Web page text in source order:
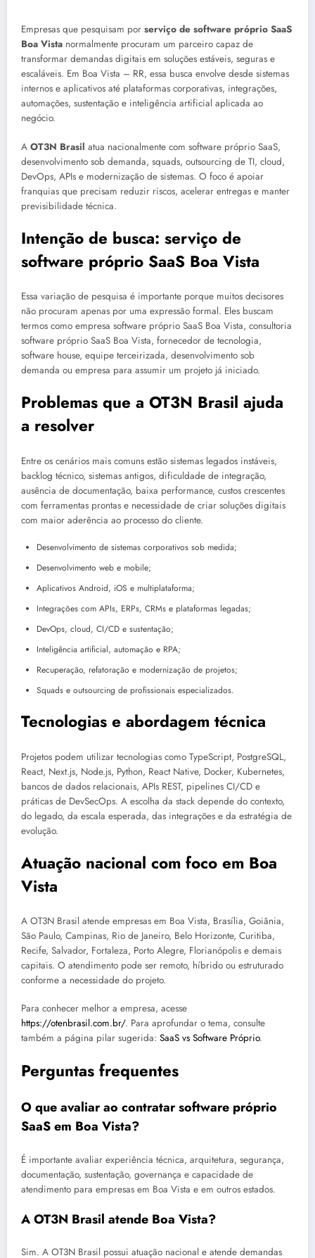
Empresas que pesquisam por serviço de software próprio SaaS
Boa Vista normalmente procuram um parceiro capaz de
transformar demandas digitais em soluções estáveis, seguras e
escaláveis. Em Boa Vista – RR, essa busca envolve desde sistemas
internos e aplicativos até plataformas corporativas, integrações,
automações, sustentação e inteligência artificial aplicada ao
negócio.
A OT3N Brasil atua nacionalmente com software próprio SaaS,
desenvolvimento sob demanda, squads, outsourcing de TI, cloud,
DevOps, APIs e modernização de sistemas. O foco é apoiar
franquias que precisam reduzir riscos, acelerar entregas e manter
previsibilidade técnica.
Intenção de busca: serviço de
software próprio SaaS Boa Vista
Essa variação de pesquisa é importante porque muitos decisores
não procuram apenas por uma expressão formal. Eles buscam
termos como empresa software próprio SaaS Boa Vista, consultoria
software próprio SaaS Boa Vista, fornecedor de tecnologia,
software house, equipe terceirizada, desenvolvimento sob
demanda ou empresa para assumir um projeto já iniciado.
Problemas que a OT3N Brasil ajuda
a resolver
Entre os cenários mais comuns estão sistemas legados instáveis,
backlog técnico, sistemas antigos, dificuldade de integração,
ausência de documentação, baixa performance, custos crescentes
com ferramentas prontas e necessidade de criar soluções digitais
com maior aderência ao processo do cliente.
Desenvolvimento de sistemas corporativos sob medida;
Desenvolvimento web e mobile;
Aplicativos Android, iOS e multiplataforma;
Integrações com APIs, ERPs, CRMs e plataformas legadas;
DevOps, cloud, CI/CD e sustentação;
Inteligência artificial, automação e RPA;
Recuperação, refatoração e modernização de projetos;
Squads e outsourcing de profissionais especializados.
Tecnologias e abordagem técnica
Projetos podem utilizar tecnologias como TypeScript, PostgreSQL,
React, Next.js, Node.js, Python, React Native, Docker, Kubernetes,
bancos de dados relacionais, APIs REST, pipelines CI/CD e
práticas de DevSecOps. A escolha da stack depende do contexto,
do legado, da escala esperada, das integrações e da estratégia de
evolução.
Atuação nacional com foco em Boa
Vista
A OT3N Brasil atende empresas em Boa Vista, Brasília, Goiânia,
São Paulo, Campinas, Rio de Janeiro, Belo Horizonte, Curitiba,
Recife, Salvador, Fortaleza, Porto Alegre, Florianópolis e demais
capitais. O atendimento pode ser remoto, híbrido ou estruturado
conforme a necessidade do projeto.
Para conhecer melhor a empresa, acesse
https://otenbrasil.com.br/. Para aprofundar o tema, consulte
também a página pilar sugerida: SaaS vs Software Próprio.
Perguntas frequentes
O que avaliar ao contratar software próprio
SaaS em Boa Vista?
É importante avaliar experiência técnica, arquitetura, segurança,
documentação, sustentação, governança e capacidade de
atendimento para empresas em Boa Vista e em outros estados.
A OT3N Brasil atende Boa Vista?
Sim. A OT3N Brasil possui atuação nacional e atende demandas